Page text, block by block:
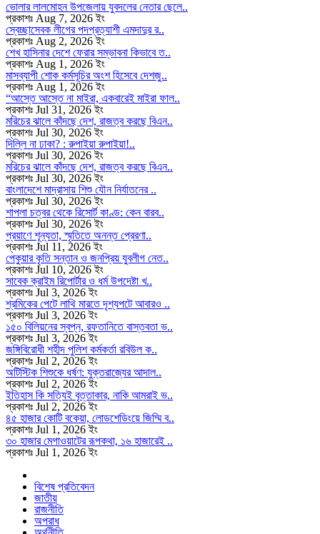
ভোলার লালমোহন উপজেলায় যুবদলের নেতার ছেলে..
প্রকাশঃ Aug 7, 2026 ইং
স্বেচ্ছাসেবক লীগের পদপ্রত্যাশী এমদাদুর র..
প্রকাশঃ Aug 2, 2026 ইং
শেখ হাসিনার দেশে ফেরার সম্ভাবনা কিভাবে ত..
প্রকাশঃ Aug 1, 2026 ইং
মাসব্যাপী শোক কর্মসূচির অংশ হিসেবে দেশজু..
প্রকাশঃ Aug 1, 2026 ইং
“আস্তে আস্তে না মাইরা, একবারেই মাইরা ফাল..
প্রকাশঃ Jul 31, 2026 ইং
মরিচের ঝালে কাঁদছে দেশ, রাজত্ব করছে বিএন..
প্রকাশঃ Jul 30, 2026 ইং
দিল্লি না ঢাকা? : রুপাইয়া রুপাইয়া!..
প্রকাশঃ Jul 30, 2026 ইং
মরিচের ঝালে কাঁদছে দেশ, রাজত্ব করছে বিএন..
প্রকাশঃ Jul 30, 2026 ইং
বাংলাদেশে মাদ্রাসায় শিশু যৌন নির্যাতনের ..
প্রকাশঃ Jul 30, 2026 ইং
শাপলা চত্বর থেকে রিসোর্ট কাণ্ড: কেন বারব..
প্রকাশঃ Jul 30, 2026 ইং
প্রয়াণে শূন্যতা, স্মৃতিতে অনন্ত প্রেরণা..
প্রকাশঃ Jul 11, 2026 ইং
পেকুয়ার কৃতি সন্তান ও জনপ্রিয় যুবলীগ নেত..
প্রকাশঃ Jul 10, 2026 ইং
সাবেক ক্রাইম রিপোর্টার ও ধর্ম উপদেষ্টা খ..
প্রকাশঃ Jul 3, 2026 ইং
শ্রমিকের পেটে লাথি মারতে দৃশ্যপটে আবারও ..
প্রকাশঃ Jul 3, 2026 ইং
১৫০ বিলিয়নের স্বপ্ন, রফতানিতে বাস্তবতা ভ..
প্রকাশঃ Jul 3, 2026 ইং
জঙ্গিবিরোধী শহীদ পুলিশ কর্মকর্তা রবিউল ক..
প্রকাশঃ Jul 2, 2026 ইং
অটিস্টিক শিশুকে ধর্ষণ: যুক্তরাজ্যের আদাল..
প্রকাশঃ Jul 2, 2026 ইং
ইতিহাস কি সত্যিই বৃত্তাকার, নাকি আমরাই ভ..
প্রকাশঃ Jul 2, 2026 ইং
৪৫ হাজার কোটি বকেয়া, লোডশেডিংয়ে জিম্মি ব..
প্রকাশঃ Jul 1, 2026 ইং
৩০ হাজার মেগাওয়াটের রূপকথা, ১৬ হাজারেই ..
প্রকাশঃ Jul 1, 2026 ইং
বিশেষ প্রতিবেদন
জাতীয়
রাজনীতি
অপরাধ